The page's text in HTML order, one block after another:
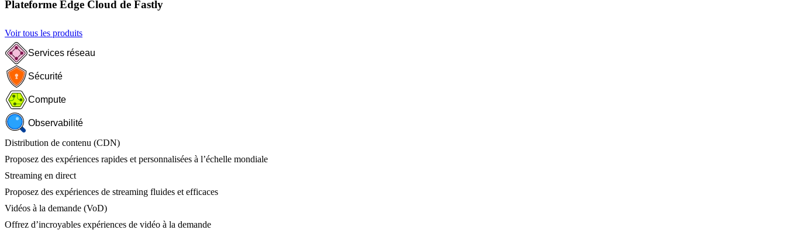
Plateforme Edge Cloud de Fastly
Voir tous les produits
Services réseau
Sécurité
Compute
Observabilité
Distribution de contenu (CDN)
Proposez des expériences rapides et personnalisées à l’échelle mondiale
Streaming en direct
Proposez des expériences de streaming fluides et efficaces
Vidéos à la demande (VoD)
Offrez d’incroyables expériences de vidéo à la demande